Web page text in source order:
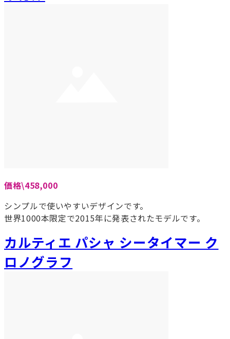
価格\458,000
シンプルで使いやすいデザインです。
世界1000本限定で2015年に発表されたモデルです。
カルティエ パシャ シータイマー ク
ロノグラフ